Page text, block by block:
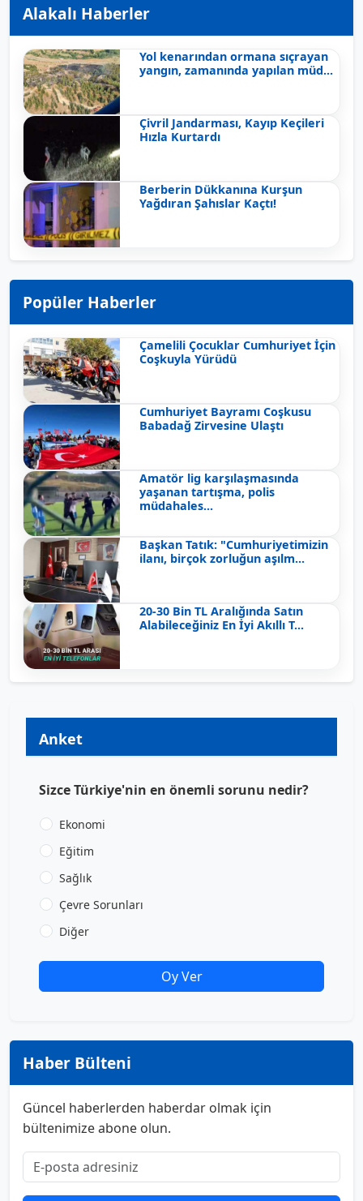
Alakalı Haberler
Yol kenarından ormana sıçrayan
yangın, zamanında yapılan müd...
Çivril Jandarması, Kayıp Keçileri
Hızla Kurtardı
Berberin Dükkanına Kurşun
Yağdıran Şahıslar Kaçtı!
Popüler Haberler
Çamelili Çocuklar Cumhuriyet İçin
Coşkuyla Yürüdü
Cumhuriyet Bayramı Coşkusu
Babadağ Zirvesine Ulaştı
Amatör lig karşılaşmasında
yaşanan tartışma, polis
müdahales...
Başkan Tatık: "Cumhuriyetimizin
ilanı, birçok zorluğun aşılm...
20-30 Bin TL Aralığında Satın
Alabileceğiniz En İyi Akıllı T...
Anket
Sizce Türkiye'nin en önemli sorunu nedir?
Ekonomi
Eğitim
Sağlık
Çevre Sorunları
Diğer
Oy Ver
Haber Bülteni
Güncel haberlerden haberdar olmak için
bültenimize abone olun.